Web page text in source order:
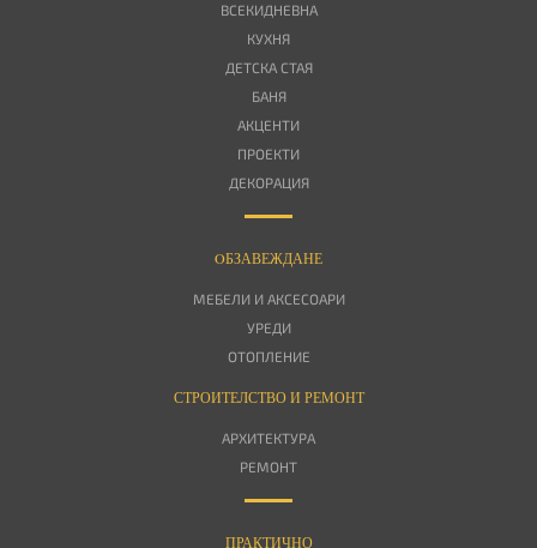
ВСЕКИДНЕВНА
КУХНЯ
ДЕТСКА СТАЯ
БАНЯ
АКЦЕНТИ
ПРОЕКТИ
ДЕКОРАЦИЯ
OБЗАВЕЖДАНЕ
МЕБЕЛИ И АКСЕСОАРИ
УРЕДИ
ОТОПЛЕНИЕ
СТРОИТЕЛСТВО И РЕМОНТ
АРХИТЕКТУРА
РЕМОНТ
ПРАКТИЧНО